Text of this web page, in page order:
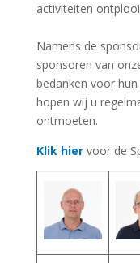
activiteiten
Namens de
sponsoren van
bedanken voor
hopen wij u
ontmoeten.
Klik hiervoor de